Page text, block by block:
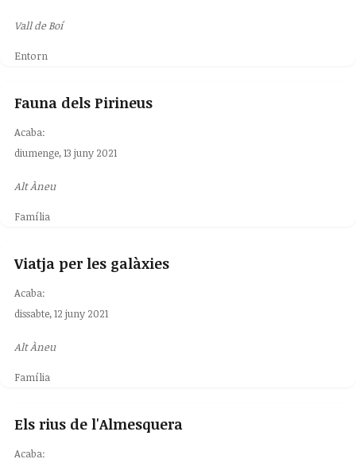
Vall de Boí
Entorn
Fauna dels Pirineus
Acaba:
diumenge, 13 juny 2021
Alt Àneu
Família
Viatja per les galàxies
Acaba:
dissabte, 12 juny 2021
Alt Àneu
Família
Els rius de l'Almesquera
Acaba: